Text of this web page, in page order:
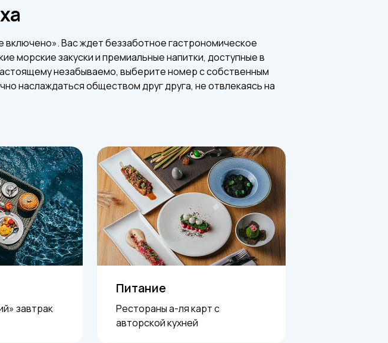
включено». Вас ждет беззаботное гастрономическое
морские закуски и премиальные напитки, доступные в
незабываемо, выберите номер с собственным
наслаждаться обществом друг друга, не отвлекаясь на
завтрак
Питание
Рестораны а-ля карт с
авторской кухней